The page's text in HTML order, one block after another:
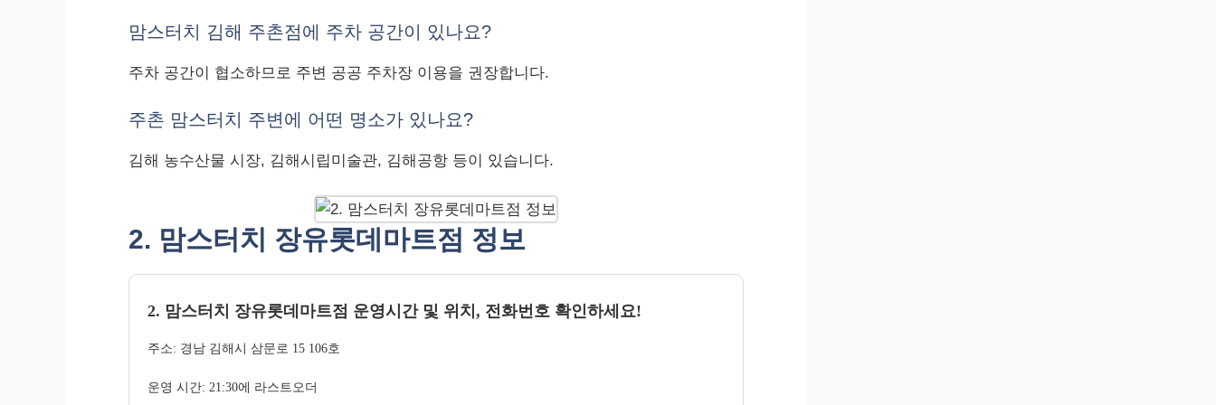
맘스터치 김해 주촌점에 주차 공간이 있나요?
주차 공간이 협소하므로 주변 공공 주차장 이용을 권장합니다.
주촌 맘스터치 주변에 어떤 명소가 있나요?
김해 농수산물 시장, 김해시립미술관, 김해공항 등이 있습니다.
2. 맘스터치 장유롯데마트점 정보
2. 맘스터치 장유롯데마트점 운영시간 및 위치, 전화번호 확인하세요!
주소: 경남 김해시 삼문로 15 106호
운영 시간: 21:30에 라스트오더